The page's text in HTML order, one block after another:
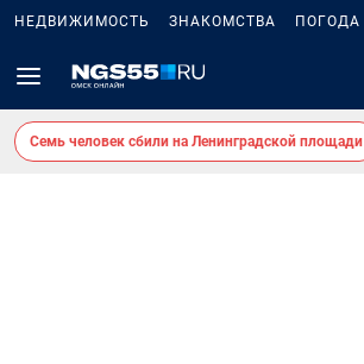
НЕДВИЖИМОСТЬ ЗНАКОМСТВА ПОГОДА
Семь человек сбили на Ленинградской площади